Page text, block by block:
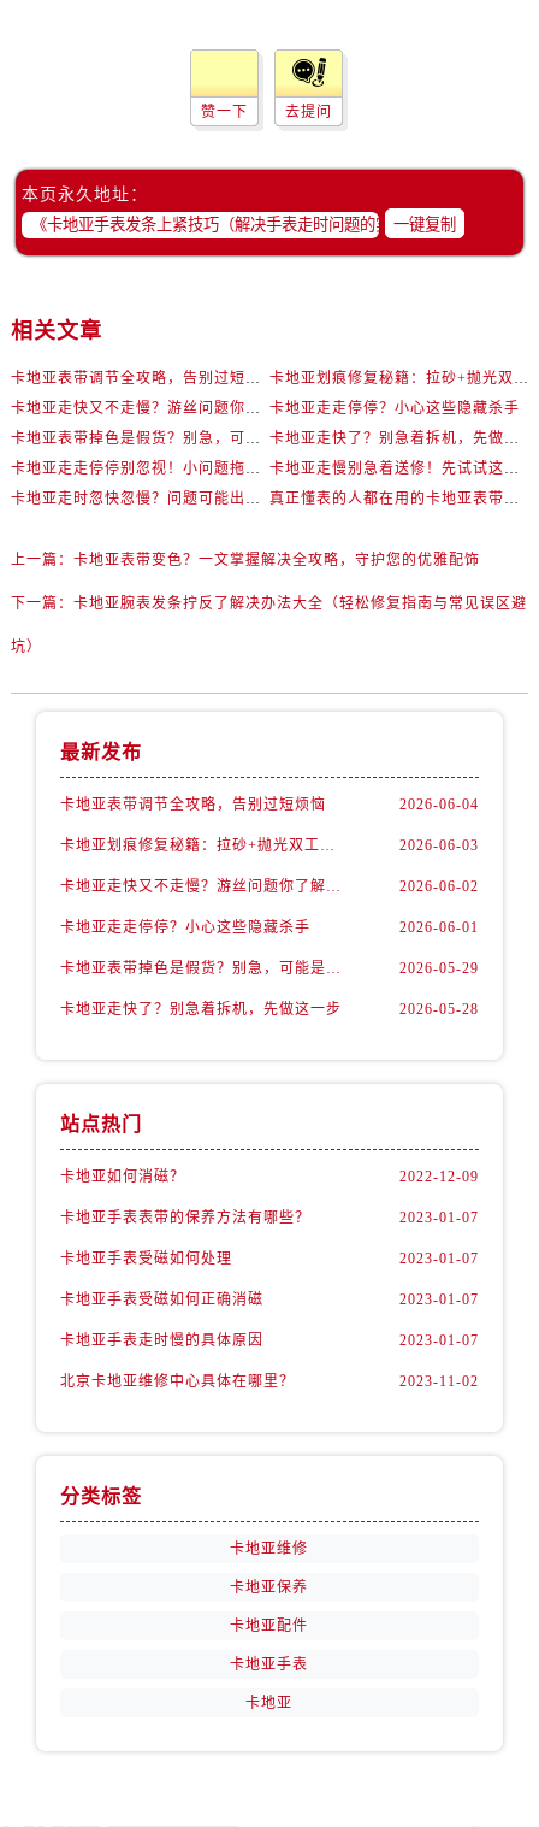
赞一下 去提问
本页永久地址：
一键复制
相关文章
卡地亚表带调节全攻略，告别过短烦恼
卡地亚划痕修复秘籍：拉砂+抛光双工艺还原如新
卡地亚走快又不走慢？游丝问题你了解多少？
卡地亚走走停停？小心这些隐藏杀手
卡地亚表带掉色是假货？别急，可能是这些日常习惯惹的祸
卡地亚走快了？别急着拆机，先做这一步
卡地亚走走停停别忽视！小问题拖成大修很烧钱
卡地亚走慢别急着送修！先试试这些方法
卡地亚走时忽快忽慢？问题可能出在你睡觉时！
真正懂表的人都在用的卡地亚表带调节技巧
上一篇： 卡地亚表带变色？一文掌握解决全攻略，守护您的优雅配饰
下一篇： 卡地亚腕表发条拧反了解决办法大全（轻松修复指南与常见误区避
坑）
最新发布
卡地亚表带调节全攻略，告别过短烦恼 2026-06-04
卡地亚划痕修复秘籍：拉砂+抛光双工艺还原如新 2026-06-03
卡地亚走快又不走慢？游丝问题你了解多少？ 2026-06-02
卡地亚走走停停？小心这些隐藏杀手 2026-06-01
卡地亚表带掉色是假货？别急，可能是这些日常习惯惹的祸 2026-05-29
卡地亚走快了？别急着拆机，先做这一步 2026-05-28
站点热门
卡地亚如何消磁？ 2022-12-09
卡地亚手表表带的保养方法有哪些？ 2023-01-07
卡地亚手表受磁如何处理 2023-01-07
卡地亚手表受磁如何正确消磁 2023-01-07
卡地亚手表走时慢的具体原因 2023-01-07
北京卡地亚维修中心具体在哪里？ 2023-11-02
分类标签
卡地亚维修
卡地亚保养
卡地亚配件
卡地亚手表
卡地亚